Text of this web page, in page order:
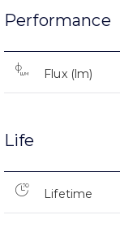
Performance
Flux (lm)
Life
Lifetime